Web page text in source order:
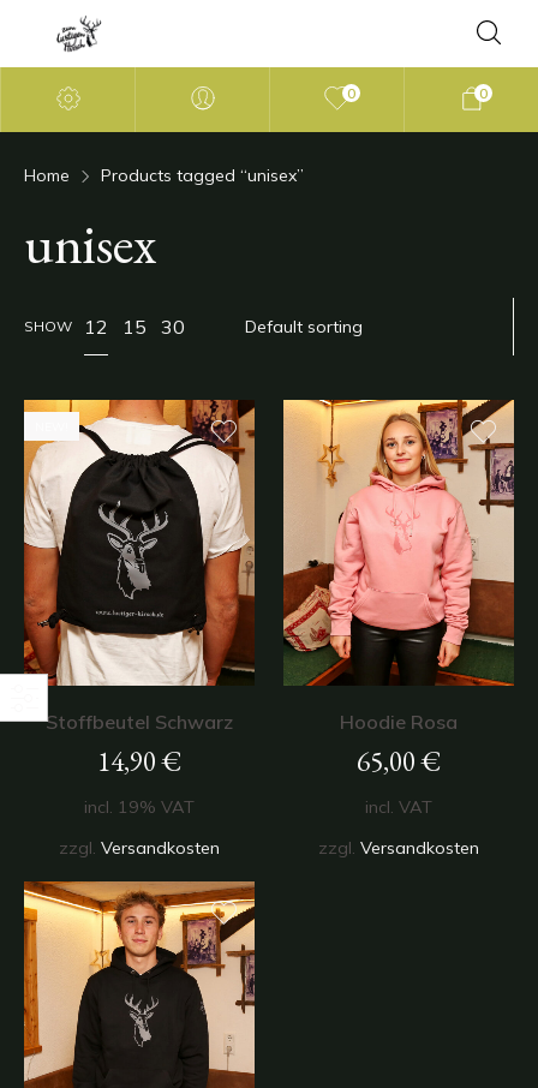
0 0
Home Products tagged “unisex”
unisex
SHOW 12 15 30
Stoffbeutel Schwarz
14,90€
incl. 19% VAT
zzgl. Versandkosten
Hoodie Rosa
65,00€
incl. VAT
zzgl. Versandkosten